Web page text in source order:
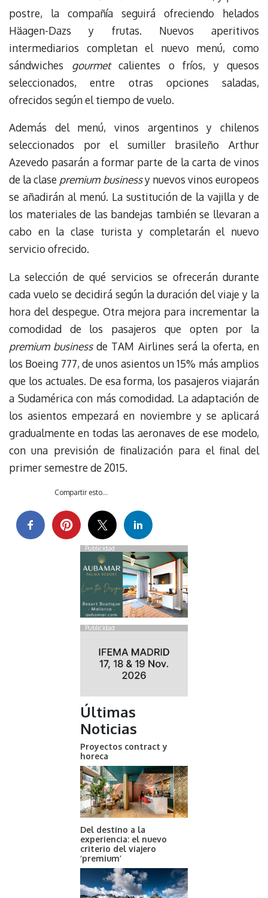
postre, la compañía seguirá ofreciendo helados
Häagen-Dazs y frutas. Nuevos aperitivos
intermediarios completan el nuevo menú, como
sándwiches gourmetcalientes o fríos, y quesos
seleccionados, entre otras opciones saladas,
ofrecidos según el tiempo de vuelo.
Además del menú, vinos argentinos y chilenos
seleccionados por el sumiller brasileño Arthur
Azevedo pasarán a formar parte de la carta de vinos
de la clase premium businessy nuevos vinos europeos
se añadirán al menú. La sustitución de la vajilla y de
los materiales de las bandejas también se llevaran a
cabo en la clase turista y completarán el nuevo
servicio ofrecido.
La selección de qué servicios se ofrecerán durante
cada vuelo se decidirá según la duración del viaje y la
hora del despegue. Otra mejora para incrementar la
comodidad de los pasajeros que opten por la
premium businessde TAM Airlines será la oferta, en
los Boeing 777, de unos asientos un 15% más amplios
que los actuales. De esa forma, los pasajeros viajarán
a Sudamérica con más comodidad. La adaptación de
los asientos empezará en noviembre y se aplicará
gradualmente en todas las aeronaves de ese modelo,
con una previsión de finalización para el final del
primer semestre de 2015.
Compartir esto...
Publicidad
Publicidad
Últimas
Noticias
Proyectos contract y
horeca
Del destino a la
experiencia: el nuevo
criterio del viajero
‘premium’